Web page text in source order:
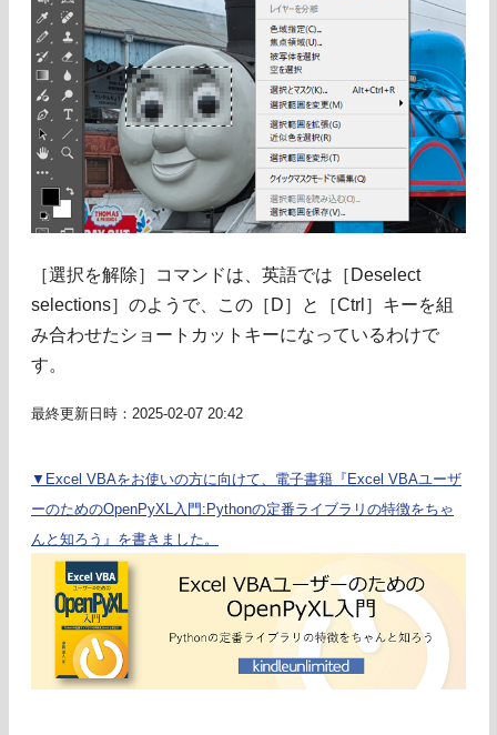
［選択を解除］コマンドは、英語では［Deselect
selections］のようで、この［D］と［Ctrl］キーを組
み合わせたショートカットキーになっているわけで
す。
最終更新日時：2025-02-07 20:42
▼Excel VBAをお使いの方に向けて、電子書籍『Excel VBAユーザ
ーのためのOpenPyXL入門:Pythonの定番ライブラリの特徴をちゃ
んと知ろう』を書きました。